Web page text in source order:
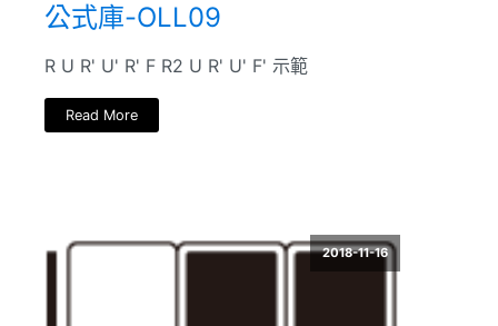
公式庫-OLL09
R U R' U' R' F R2 U R' U' F' 示範
Read More
2018-11-16